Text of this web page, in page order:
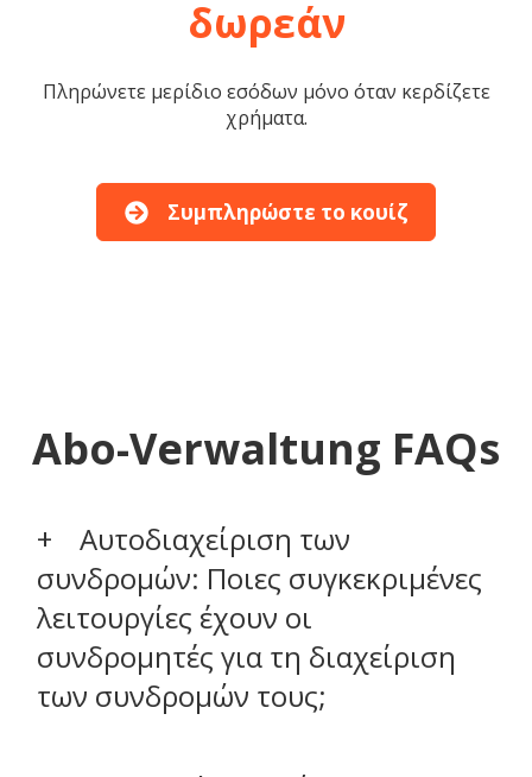
δωρεάν
Πληρώνετε μερίδιο εσόδων μόνο όταν κερδίζετε
χρήματα.
Συμπληρώστε το κουίζ
Abo-Verwaltung FAQs
Αυτοδιαχείριση των
συνδρομών: Ποιες συγκεκριμένες
λειτουργίες έχουν οι
συνδρομητές για τη διαχείριση
των συνδρομών τους;